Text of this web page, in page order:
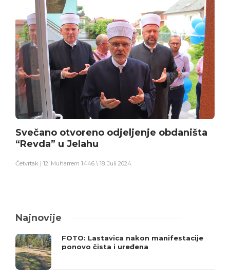
Svečano otvoreno odjeljenje obdaništa
“Revda” u Jelahu
Četvrtak | 12. Muharrem 1446 \ 18. Juli 2024
Najnovije
FOTO: Lastavica nakon manifestacije
ponovo čista i uređena